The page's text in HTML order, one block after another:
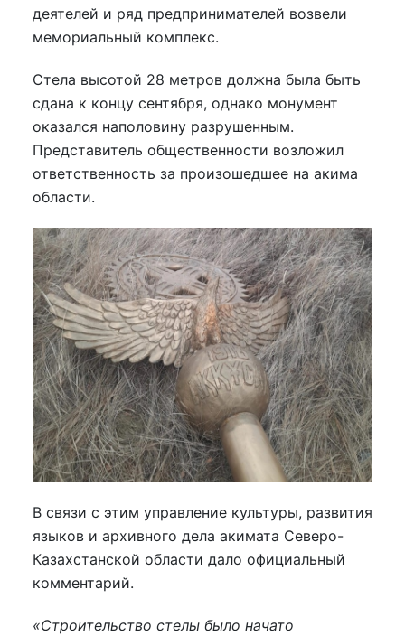
деятелей и ряд предпринимателей возвели
мемориальный комплекс.
Стела высотой 28 метров должна была быть
сдана к концу сентября, однако монумент
оказался наполовину разрушенным.
Представитель общественности возложил
ответственность за произошедшее на акима
области.
В связи с этим управление культуры, развития
языков и архивного дела акимата Северо-
Казахстанской области дало официальный
комментарий.
«Строительство стелы было начато